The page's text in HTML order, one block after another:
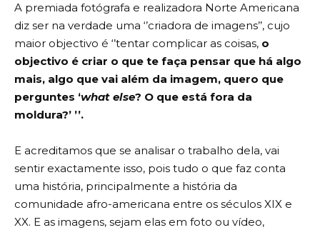
A premiada fotógrafa e realizadora Norte Americana
diz ser na verdade uma ‘’criadora de imagens’’, cujo
maior objectivo é ‘’tentar complicar as coisas, o
objectivo é criar o que te faça pensar que há algo
mais, algo que vai além da imagem, quero que
perguntes ‘what else? O que está fora da
moldura?’ ’’.
E acreditamos que se analisar o trabalho dela, vai
sentir exactamente isso, pois tudo o que faz conta
uma história, principalmente a história da
comunidade afro-americana entre os séculos XIX e
XX. E as imagens, sejam elas em foto ou vídeo,